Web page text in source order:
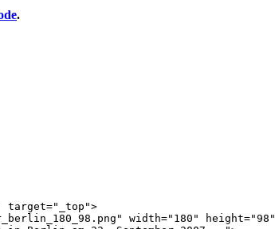
.
target="_top">
width="180" height="98"